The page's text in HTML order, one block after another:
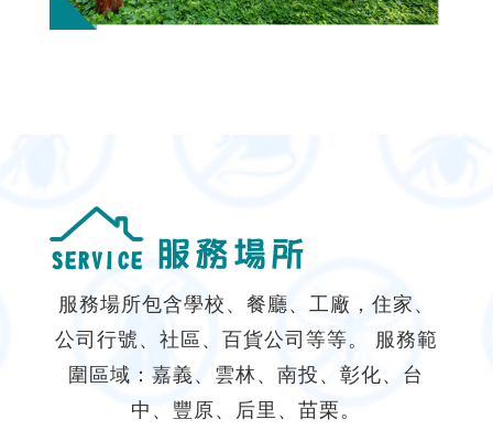
服務場所包含學校、餐廳、工廠，住家、
公司行號、社區、百貨公司等等。 服務範
圍區域：嘉義、雲林、南投、彰化、台
中、豐原、后里、苗栗。